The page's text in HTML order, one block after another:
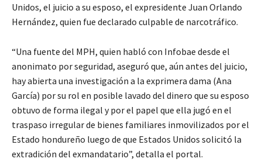
Unidos, el juicio a su esposo, el expresidente Juan Orlando
Hernández, quien fue declarado culpable de narcotráfico.
“Una fuente del MPH, quien habló con Infobae desde el
anonimato por seguridad, aseguró que, aún antes del juicio,
hay abierta una investigación a la exprimera dama (Ana
García) por su rol en posible lavado del dinero que su esposo
obtuvo de forma ilegal y por el papel que ella jugó en el
traspaso irregular de bienes familiares inmovilizados por el
Estado hondureño luego de que Estados Unidos solicitó la
extradición del exmandatario”, detalla el portal.